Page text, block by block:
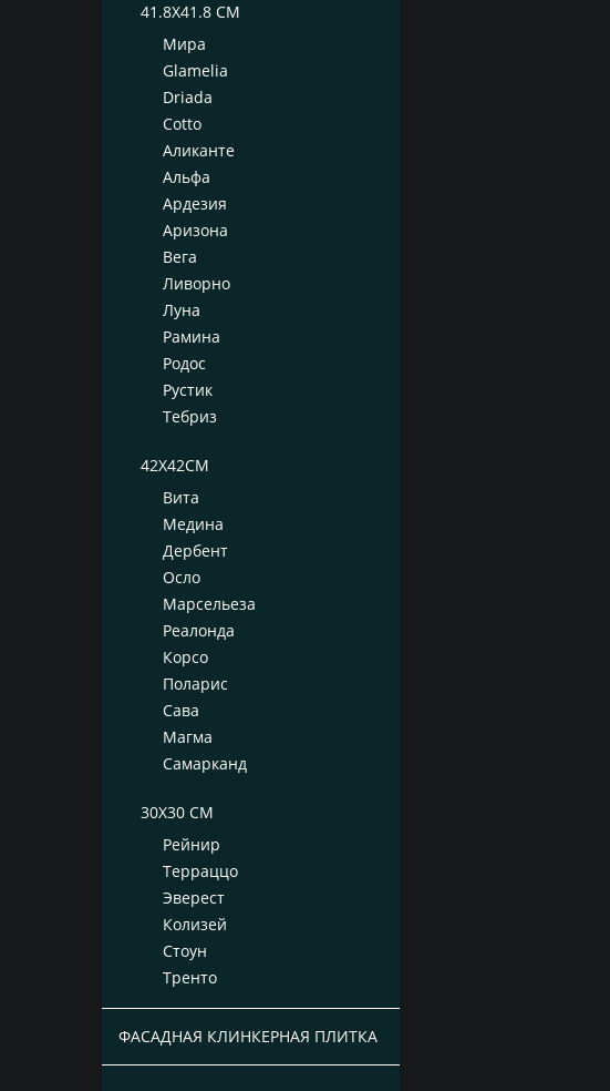
41.8X41.8 СМ
Мира
Glamelia
Driada
Cotto
Аликанте
Альфа
Ардезия
Аризона
Вега
Ливорно
Луна
Рамина
Родос
Рустик
Тебриз
42X42CM
Вита
Медина
Дербент
Осло
Марсельеза
Реалонда
Корсо
Поларис
Сава
Магма
Самарканд
30X30 СМ
Рейнир
Терраццо
Эверест
Колизей
Стоун
Тренто
ФАСАДНАЯ КЛИНКЕРНАЯ ПЛИТКА